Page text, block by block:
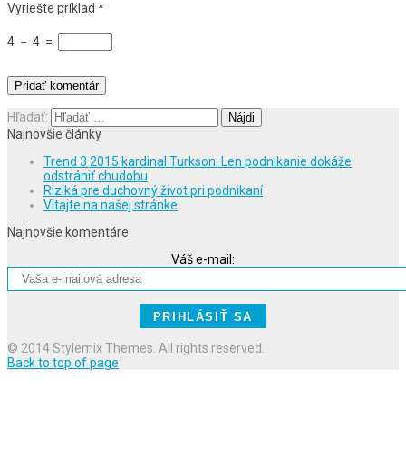
Vyriešte príklad *
4 − 4 =
Hľadať:
Najnovšie články
Trend 3 2015 kardinal Turkson: Len podnikanie dokáže
odstrániť chudobu
Riziká pre duchovný život pri podnikaní
Vitajte na našej stránke
Najnovšie komentáre
Váš e-mail:
© 2014 Stylemix Themes. All rights reserved.
Back to top of page